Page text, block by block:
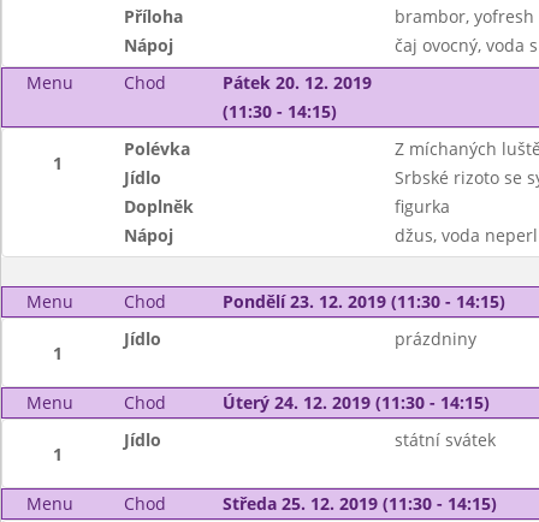
Příloha
brambor, yofresh
Nápoj
čaj ovocný, voda
Menu
Chod
Pátek 20. 12. 2019
(11:30 - 14:15)
1
Polévka
Z míchaných
Jídlo
Srbské rizoto se
Doplněk
figurka
Nápoj
džus, voda
Menu Chod Pondělí 23. 12. 2019 (11:30 - 14:15)
1
Jídlo prázdniny
Menu Chod Úterý 24. 12. 2019 (11:30 - 14:15)
1
Jídlo státní svátek
Menu Chod Středa 25. 12. 2019 (11:30 - 14:15)